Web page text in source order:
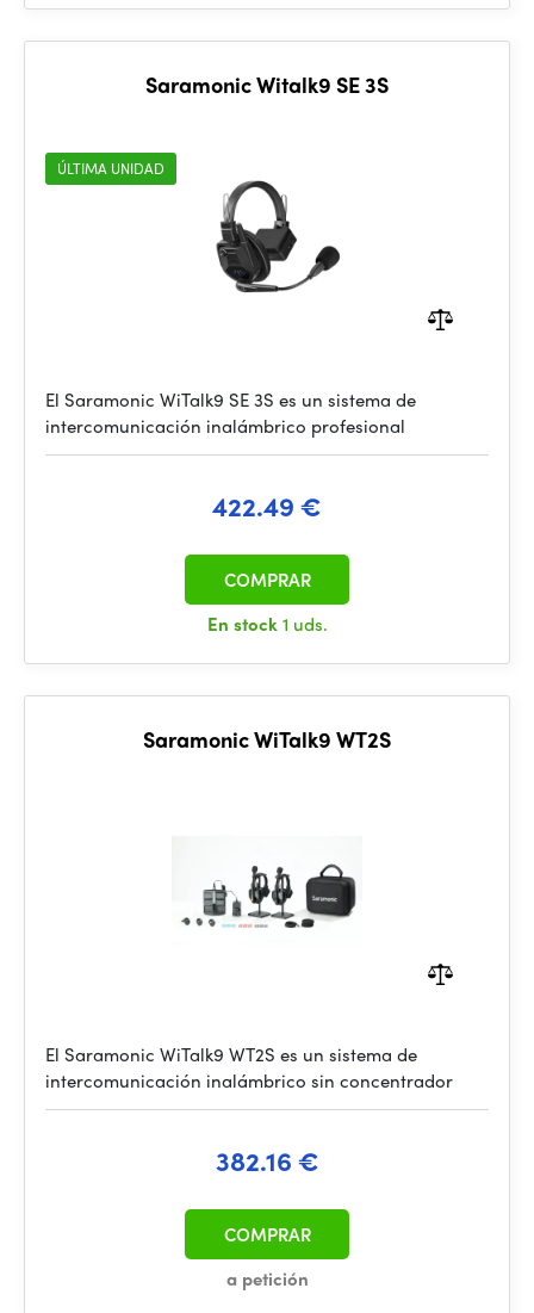
Saramonic Witalk9 SE 3S
ÚLTIMA UNIDAD
El Saramonic WiTalk9 SE 3S es un sistema de
intercomunicación inalámbrico profesional
422.49 €
En stock1 uds.
COMPRAR
Saramonic WiTalk9 WT2S
El Saramonic WiTalk9 WT2S es un sistema de
intercomunicación inalámbrico sin concentrador
382.16 €
a petición
COMPRAR